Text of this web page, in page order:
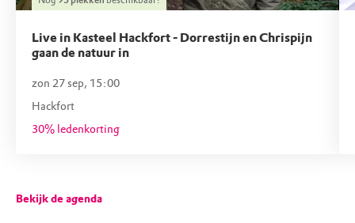
bedrijven verder in de provincie voort; groter,
sneller, moderner.
richting het westen dan heb je kans op het zien
van een mooie lucht boven landgoed Hackfort.
Als je een laag standpunt inneemt, maak je in
gedachten zo je eigen schilderij naar voorbeeld
van de Haagse School.
Live in Kasteel Hackfort - Dorrestijn en Chrispijn
gaan de natuur in
zon 27 sep, 15:00
Hackfort
30% ledenkorting
Bekijk de agenda